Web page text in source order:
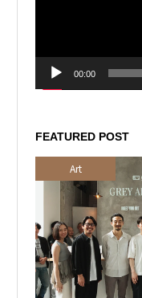
00:00
FEATURED POST
Art